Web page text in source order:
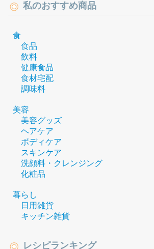
私のおすすめ商品
食
食品
飲料
健康食品
食材宅配
調味料
美容
美容グッズ
ヘアケア
ボディケア
スキンケア
洗顔料・クレンジング
化粧品
暮らし
日用雑貨
キッチン雑貨
レシピランキング